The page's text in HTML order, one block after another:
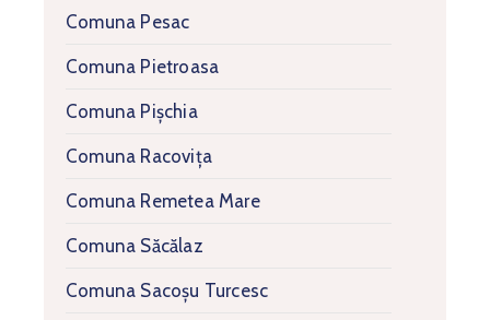
Comuna Pesac
Comuna Pietroasa
Comuna Pișchia
Comuna Racovița
Comuna Remetea Mare
Comuna Săcălaz
Comuna Sacoșu Turcesc